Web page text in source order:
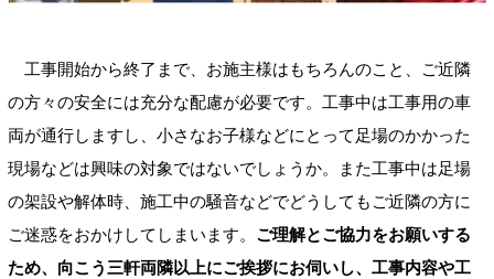
工事開始から終了まで、お施主様はもちろんのこと、ご近隣
の方々の安全には充分な配慮が必要です。工事中は工事用の車
両が通行しますし、小さなお子様などにとって足場のかかった
現場などは興味の対象ではないでしょうか。また工事中は足場
の架設や解体時、施工中の騒音などでどうしてもご近隣の方に
ご迷惑をおかけしてしまいます。 ご理解とご協力をお願いする
ため、向こう三軒両隣以上にご挨拶にお伺いし、工事内容や工